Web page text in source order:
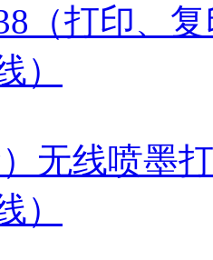
无线喷墨
）